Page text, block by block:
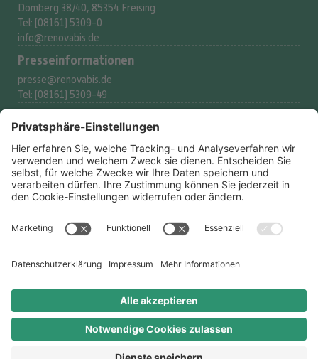
Domberg 38/40, 85354 Freising
Tel: (08161) 5309-0
info@renovabis.de
Presse­informationen
presse@renovabis.de
Tel: (08161) 5309-49
spenden@renovabis.de
Tel: (08161) 5309-53
Spendenkonto
IBAN:DE24 7509 03000002 2117 77
LIGA Bank eG
Datenschutzerklärung
Ombudsperson